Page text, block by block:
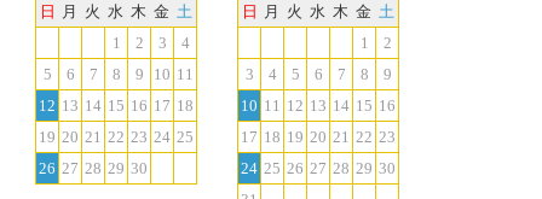
日
月 火 水 木 金 土
1
2 3
4
5
6 7 8 9 10 11
12 13 14 15 16 17 18
19 20 21 22 23 24 25
26 27 28 29 30
日
月 火 水 木 金 土
1
2
3
4 5 6 7 8
9
10 11 12 13 14 15 16
17 18 19 20 21 22 23
24 25 26 27 28 29 30